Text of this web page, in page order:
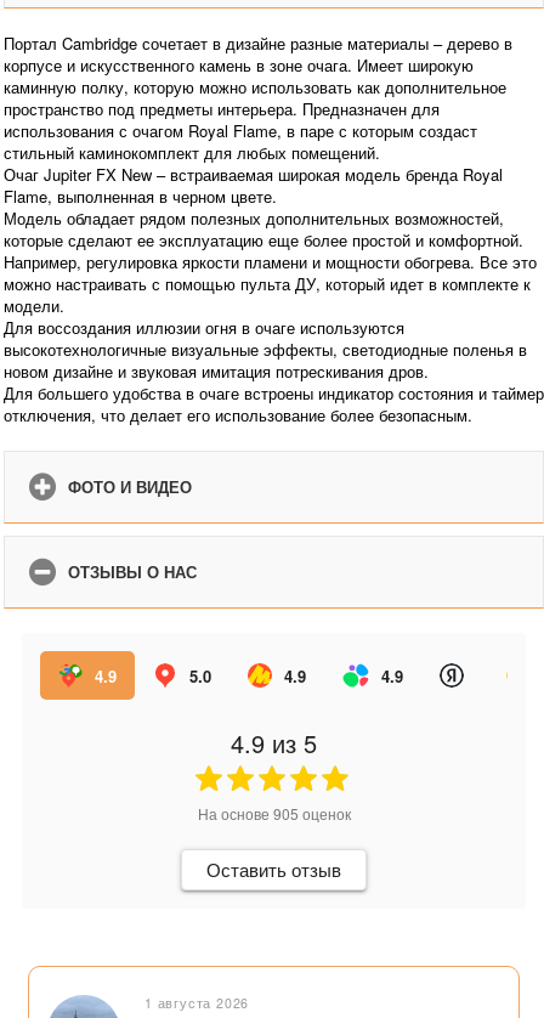
Портал Cambridge сочетает в дизайне разные материалы – дерево в
корпусе и искусственного камень в зоне очага. Имеет широкую
каминную полку, которую можно использовать как дополнительное
пространство под предметы интерьера. Предназначен для
использования с очагом Royal Flame, в паре с которым создаст
стильный каминокомплект для любых помещений.
Очаг Jupiter FX New – встраиваемая широкая модель бренда Royal
Flame, выполненная в черном цвете.
Модель обладает рядом полезных дополнительных возможностей,
которые сделают ее эксплуатацию еще более простой и комфортной.
Например, регулировка яркости пламени и мощности обогрева. Все это
можно настраивать с помощью пульта ДУ, который идет в комплекте к
модели.
Для воссоздания иллюзии огня в очаге используются
высокотехнологичные визуальные эффекты, светодиодные поленья в
новом дизайне и звуковая имитация потрескивания дров.
Для большего удобства в очаге встроены индикатор состояния и таймер
отключения, что делает его использование более безопасным.
ФОТО И ВИДЕО
ОТЗЫВЫ О НАС
4.9 5.0 4.9 4.9
4.9 из 5
На основе 905 оценок
Оставить отзыв
1 августа 2026